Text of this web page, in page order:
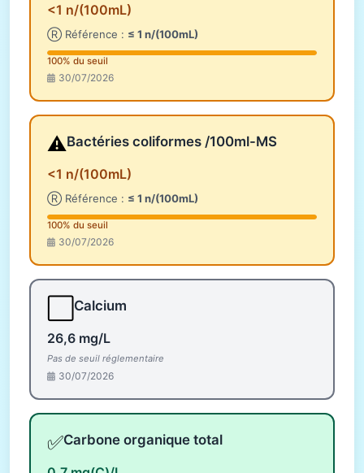
<1 n/(100mL)
Ⓡ Référence : ≤ 1 n/(100mL)
100% du seuil
30/07/2026
⚠️Bactéries coliformes /100ml-MS
<1 n/(100mL)
Ⓡ Référence : ≤ 1 n/(100mL)
100% du seuil
30/07/2026
Calcium
26,6 mg/L
Pas de seuil réglementaire
30/07/2026
✅Carbone organique total